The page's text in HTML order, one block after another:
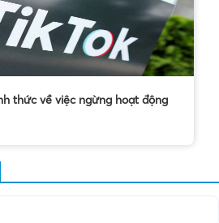
thức về việc ngừng hoạt động